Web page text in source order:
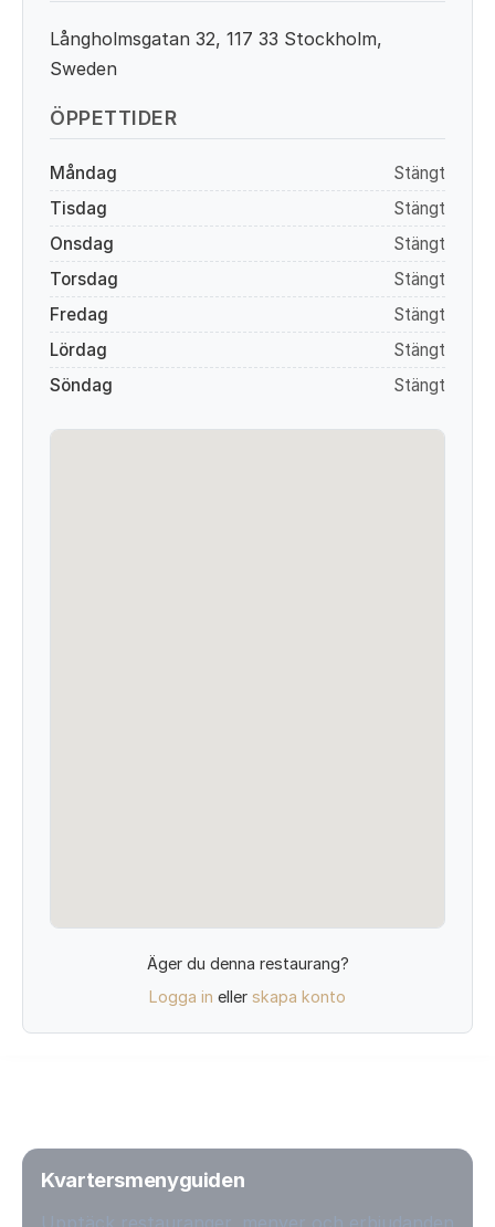
Långholmsgatan 32, 117 33 Stockholm,
Sweden
ÖPPETTIDER
Måndag
Stängt
Tisdag
Stängt
Onsdag
Stängt
Torsdag
Stängt
Fredag
Stängt
Lördag
Stängt
Söndag
Stängt
Äger du denna restaurang?
Logga in eller skapa konto
Kvartersmenyguiden